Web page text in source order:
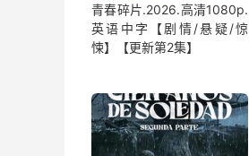
青春碎片.2026.高清1080p.
英语中字【剧情/悬疑/惊
悚】【更新第2集】